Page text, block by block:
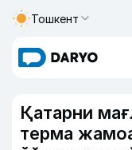
Тошкент
Қатарни
терма